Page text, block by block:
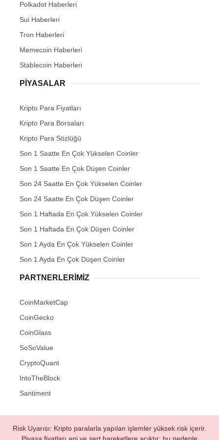
Polkadot Haberleri
Sui Haberleri
Tron Haberleri
Memecoin Haberleri
Stablecoin Haberleri
PIYASALAR
Kripto Para Fiyatları
Kripto Para Borsaları
Kripto Para Sözlüğü
Son 1 Saatte En Çok Yükselen Coinler
Son 1 Saatte En Çok Düşen Coinler
Son 24 Saatte En Çok Yükselen Coinler
Son 24 Saatte En Çok Düşen Coinler
Son 1 Haftada En Çok Yükselen Coinler
Son 1 Haftada En Çok Düşen Coinler
Son 1 Ayda En Çok Yükselen Coinler
Son 1 Ayda En Çok Düşen Coinler
PARTNERLERIMIZ
CoinMarketCap
CoinGecko
CoinGlass
SoSoValue
CryptoQuant
IntoTheBlock
Santiment
Risk Uyarısı: Kripto paralarla yapılan işlemler yüksek risk içerir.